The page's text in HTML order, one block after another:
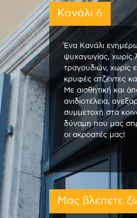
Κανάλι 6
Ένα Κανάλι
ψυχαγωγίας, χωρίς
τραγουδιών, χωρίς
κρυφές ατζέντες
Με αισθητική και
ανιδιοτέλεια,
συμμετοχή στα
δύναμη που μας
οι ακροατές μας!
Μας βλέπετε